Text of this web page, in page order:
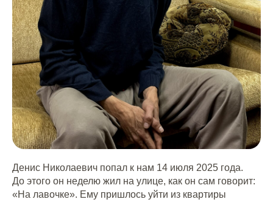
Денис Николаевич попал к нам 14 июля 2025 года.
До этого он неделю жил на улице, как он сам говорит:
«На лавочке». Ему пришлось уйти из квартиры